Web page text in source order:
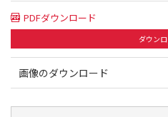
PDFダウンロード
ダウン
画像のダウンロード